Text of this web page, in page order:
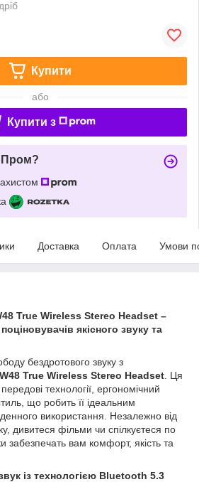
Купити
або
Купити з
Пром?
Доставка Оплата Умови
True Wireless Stereo Headset –
якісного звуку та
бездротового звуку з
True Wireless Stereo Headset . Ця
технології, ергономічний
що робить її ідеальним
використання. Незалежно від
дивитеся фільми чи спілкуєтеся по
забезпечать вам комфорт, якість та
із технологією Bluetooth 5.3